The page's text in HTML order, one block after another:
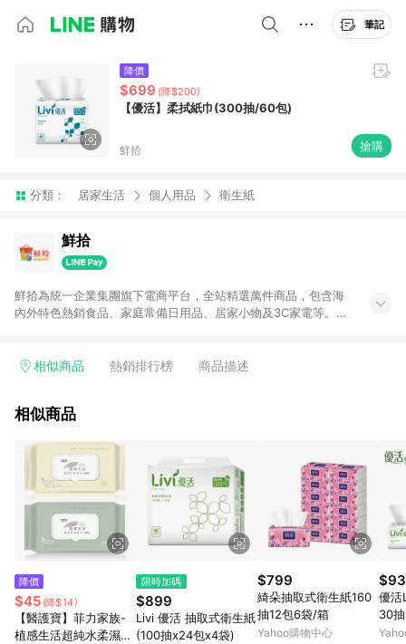
筆記
降價
$699 (降$200)
【優活】柔拭紙巾(300抽/60包)
鮮拾 搶購
分類： 居家生活 個人用品 衛生紙
鮮拾
鮮拾為統一企業集團旗下電商平台，全站精選萬件商品，包含海
內外特色熱銷食品、家庭常備日用品、居家小物及3C家電等。全
有好康。LINE好友招募中搜尋@10mart。 ＊特定 iPhone17 將不
相似商品 熱銷排行榜 商品描述
相似商品
降價
$45 (降$14)
【醫護寶】菲力家族-
植感生活超純水柔濕巾
限時加碼
$899
Livi 優活 抽取式衛生紙
(100抽x24包x4袋)
$799
綺朵抽取式衛生紙160
抽12包6袋/箱
Yahoo購物中心
優活
30